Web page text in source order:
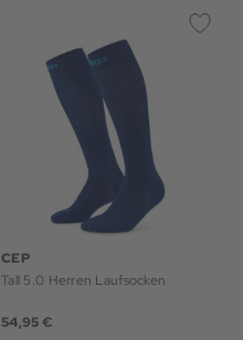
CEP
Tall 5.0 Herren Laufsocken
54,95 €